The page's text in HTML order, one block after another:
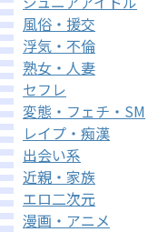
風俗・援交
浮気・不倫
熟女・人妻
セフレ
変態・フェチ・SM
レイプ・痴漢
出会い系
近親・家族
エロ二次元
漫画・アニメ